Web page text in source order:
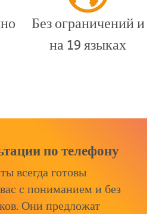
Без ограничений и
на 19 языках
по телефону
всегда готовы
с пониманием и без
Они предложат